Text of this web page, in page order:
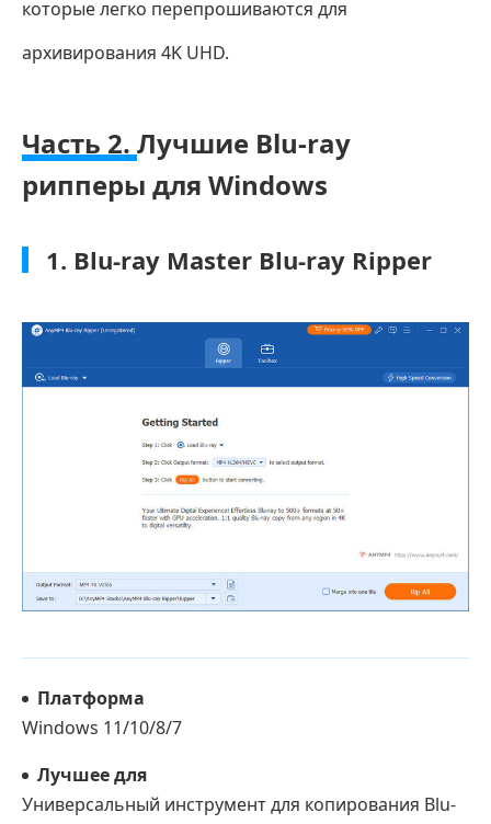
которые легко перепрошиваются для
архивирования 4K UHD.
Часть 2. Лучшие Blu-ray
рипперы для Windows
1. Blu-ray Master Blu-ray Ripper
Платформа
Windows 11/10/8/7
Лучшее для
Универсальный инструмент для копирования Blu-